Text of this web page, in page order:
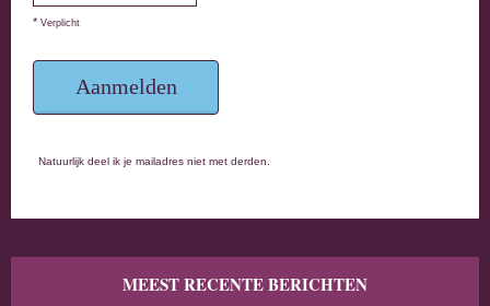
* Verplicht
Natuurlijk deel ik je mailadres niet met derden.
MEEST RECENTE BERICHTEN